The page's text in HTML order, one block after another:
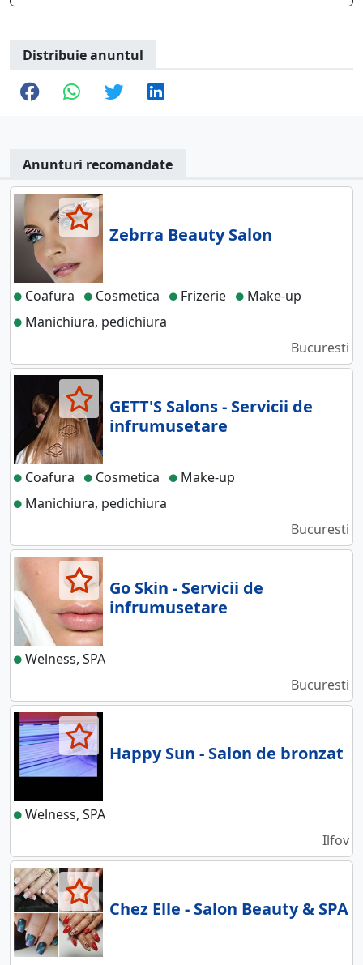
Distribuie anuntul
Anunturi recomandate
Zebrra Beauty Salon
Coafura Cosmetica Frizerie
Make-up
Manichiura, pedichiura
Bucuresti
GETT'S Salons - Servicii de
infrumusetare
Coafura Cosmetica
Make-up
Manichiura, pedichiura
Bucuresti
Go Skin - Servicii de
infrumusetare
Welness, SPA
Bucuresti
Happy Sun - Salon de bronzat
Welness, SPA
Ilfov
Chez Elle - Salon Beauty & SPA